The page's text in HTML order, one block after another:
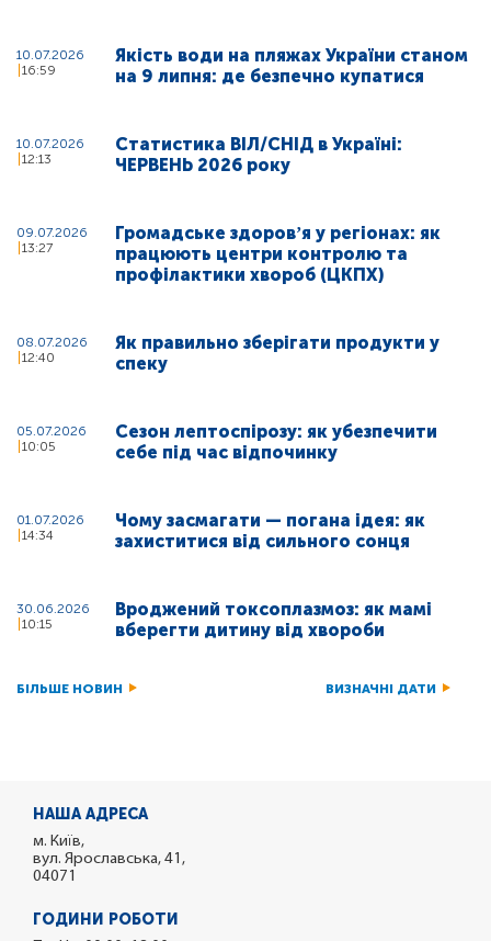
10.07.2026
16:59
Якість води на пляжах України станом
на 9 липня: де безпечно купатися
10.07.2026
12:13
Статистика ВІЛ/СНІД в Україні:
ЧЕРВЕНЬ 2026 року
09.07.2026
13:27
Громадське здоровʼя у регіонах: як
працюють центри контролю та
профілактики хвороб (ЦКПХ)
08.07.2026
12:40
Як правильно зберігати продукти у
спеку
05.07.2026
10:05
Сезон лептоспірозу: як убезпечити
себе під час відпочинку
01.07.2026
14:34
Чому засмагати — погана ідея: як
захиститися від сильного сонця
30.06.2026
10:15
Вроджений токсоплазмоз: як мамі
вберегти дитину від хвороби
БІЛЬШЕ НОВИН ВИЗНАЧНІ ДАТИ
НАША АДРЕСА
м. Київ,
вул. Ярославська, 41,
04071
ГОДИНИ РОБОТИ